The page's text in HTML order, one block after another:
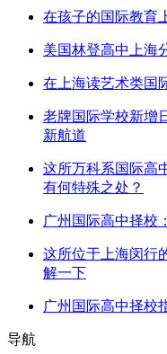
在孩子的国际教育
美国林登高中上海
在上海读艺术类国
老牌国际学校新增
新航道
这所万科系国际高
有何特殊之处？
广州国际高中择校
这所位于上海闵行
解一下
广州国际高中择校
导航